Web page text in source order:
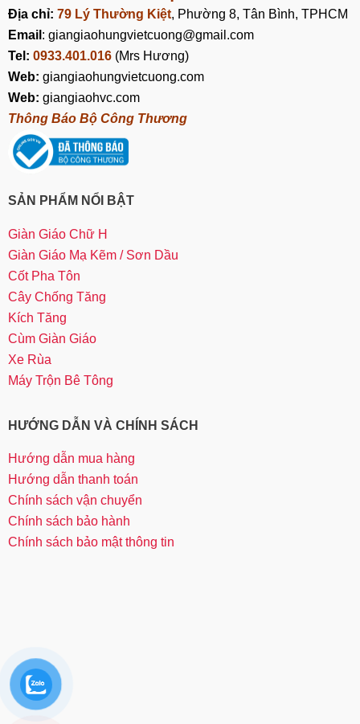
Địa chỉ: 79 Lý Thường Kiệt, Phường 8, Tân Bình, TPHCM
Email : giangiaohungvietcuong@gmail.com
Tel: 0933.401.016 (Mrs Hương)
Web: giangiaohungvietcuong.com
Web: giangiaohvc.com
Thông Báo Bộ Công Thương
SẢN PHẨM NỔI BẬT
Giàn Giáo Chữ H
Giàn Giáo Mạ Kẽm / Sơn Dầu
Cốt Pha Tôn
Cây Chống Tăng
Kích Tăng
Cùm Giàn Giáo
Xe Rùa
Máy Trộn Bê Tông
HƯỚNG DẪN VÀ CHÍNH SÁCH
Hướng dẫn mua hàng
Hướng dẫn thanh toán
Chính sách vận chuyển
Chính sách bảo hành
Chính sách bảo mật thông tin